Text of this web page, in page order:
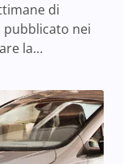
di
nei
la…